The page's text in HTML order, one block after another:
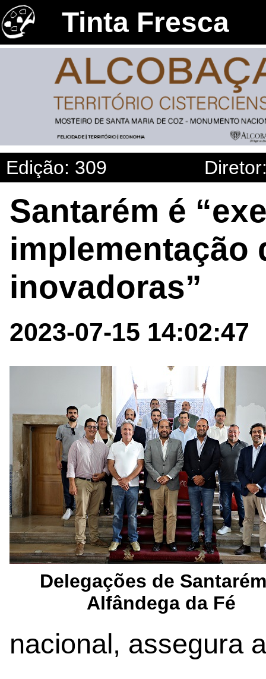
Tinta Fresca
Edição: 309
Santarém é
implementação
inovadoras”
2023-07-15 14:02:47
Delegações de
Alfândega da Fé
nacional, assegura